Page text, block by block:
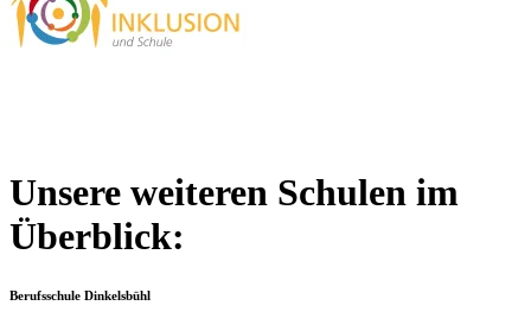
Unsere weiteren Schulen im
Überblick:
Berufsschule Dinkelsbühl